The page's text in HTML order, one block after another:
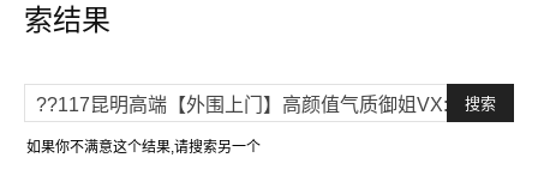
索结果
如果你不满意这个结果,请搜索另一个